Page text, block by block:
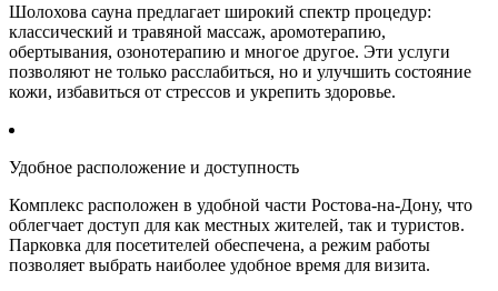
Шолохова сауна предлагает широкий спектр процедур:
классический и травяной массаж, аромотерапию,
обертывания, озонотерапию и многое другое. Эти услуги
позволяют не только расслабиться, но и улучшить состояние
кожи, избавиться от стрессов и укрепить здоровье.
Удобное расположение и доступность
Комплекс расположен в удобной части Ростова-на-Дону, что
облегчает доступ для как местных жителей, так и туристов.
Парковка для посетителей обеспечена, а режим работы
позволяет выбрать наиболее удобное время для визита.